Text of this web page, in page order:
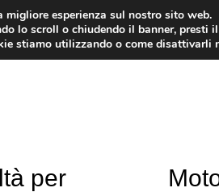
per
esperienza sul nostro sito web.
lo scroll o chiudendo il banner, presti
stiamo utilizzando o come disattivarli